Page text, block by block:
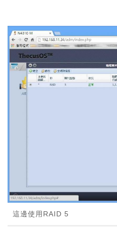
這邊使用RAID 5